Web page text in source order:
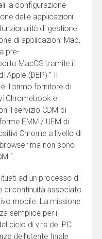
la configurazione
delle applicazioni.
di gestione
di applicazioni Mac,
pre-
MacOS tramite il
Apple (DEP).” Il
il primo fornitore di
Chromebook e
il servizio CDM di
EMM / UEM di
Chrome a livello di
ma non sono
“.
ad un processo di
di continuità associato
mobile. La missione
semplice per il
ciclo di vita del PC
dell’utente finale